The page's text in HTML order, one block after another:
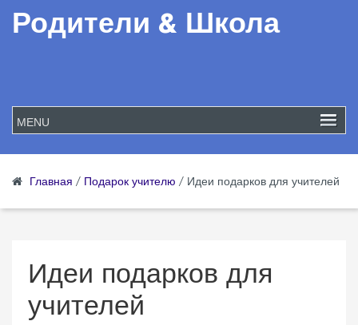
Родители & Школа
Главная / Подарок учителю / Идеи подарков для учителей
Идеи подарков для
учителей